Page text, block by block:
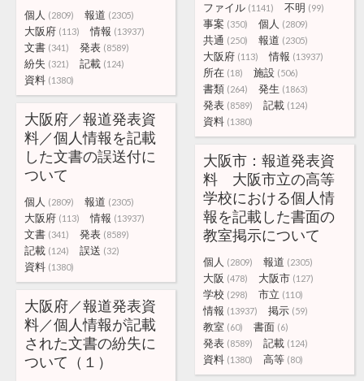
ファイル (1141) 不明 (99)
事案 (350) 個人 (2809)
共通 (250) 報道 (2305)
大阪府 (113) 情報 (13937)
所在 (18) 施設 (506)
書類 (264) 発生 (1863)
発表 (8589) 記載 (124)
資料 (1380)
個人 (2809) 報道 (2305)
大阪府 (113) 情報 (13937)
文書 (341) 発表 (8589)
紛失 (321) 記載 (124)
資料 (1380)
大阪府／報道発表資
料／個人情報を記載
した文書の誤送付に
ついて
個人 (2809) 報道 (2305)
大阪府 (113) 情報 (13937)
文書 (341) 発表 (8589)
記載 (124) 誤送 (32)
資料 (1380)
大阪市：報道発表資
料 大阪市立の高等
学校における個人情
報を記載した書面の
教室掲示について
個人 (2809) 報道 (2305)
大阪 (478) 大阪市 (127)
学校 (298) 市立 (110)
情報 (13937) 掲示 (59)
教室 (60) 書面 (6)
発表 (8589) 記載 (124)
資料 (1380) 高等 (80)
大阪府／報道発表資
料／個人情報が記載
された文書の紛失に
ついて（１）